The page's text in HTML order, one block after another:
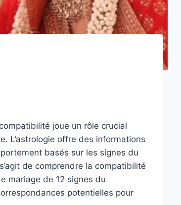
joue un rôle crucial
L’astrologie offre des informations
basés sur les signes du
de comprendre la compatibilité
mariage de 12 signes du
potentielles pour